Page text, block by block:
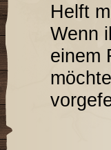
Helft
Wenn
einem